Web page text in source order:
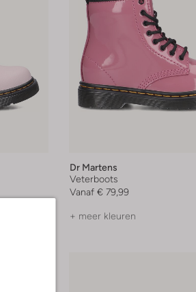
Dr Martens
Veterboots
Vanaf € 79,99
+ meer kleuren